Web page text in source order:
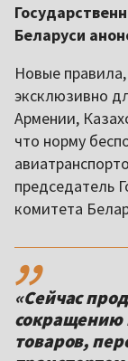
Беларуси
Новые
эксклюзивно
Армении,
что норму
председатель
комитета
,,
«Сейчас
сокращению
товаров,